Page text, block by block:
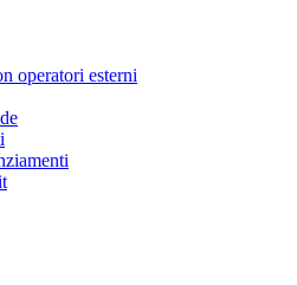
operatori esterni